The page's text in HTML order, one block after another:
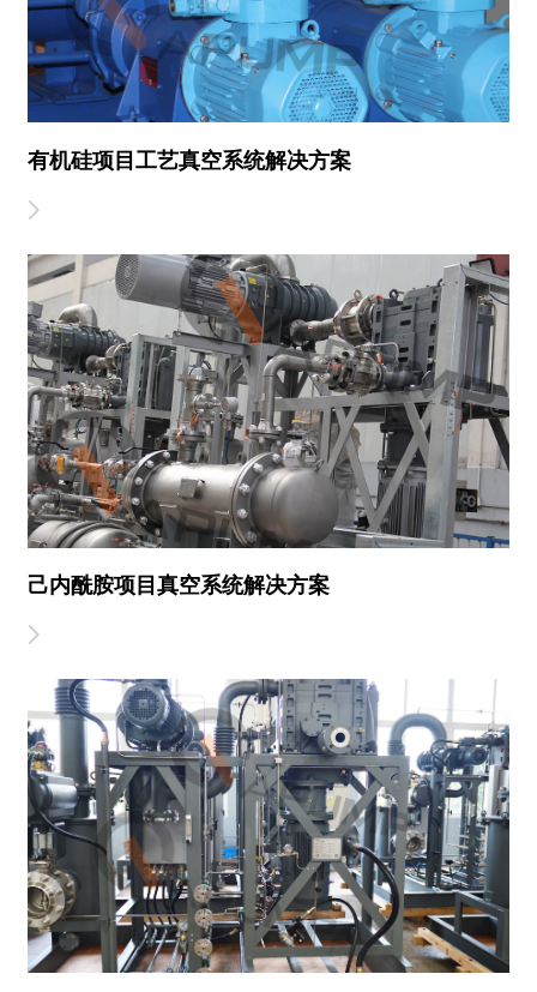
有机硅项目工艺真空系统解决方案
己内酰胺项目真空系统解决方案